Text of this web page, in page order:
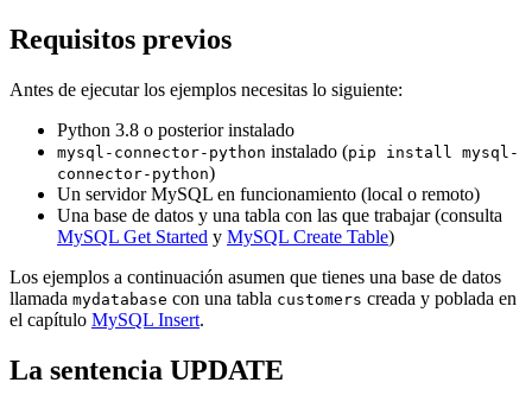
Requisitos previos
Antes de ejecutar los ejemplos necesitas lo siguiente:
Python 3.8 o posterior instalado
mysql-connector-python instalado (pip install mysql-
connector-python)
Un servidor MySQL en funcionamiento (local o remoto)
Una base de datos y una tabla con las que trabajar (consulta
MySQL Get Started y MySQL Create Table)
Los ejemplos a continuación asumen que tienes una base de datos
llamada mydatabase con una tabla customers creada y poblada en
el capítulo MySQL Insert.
La sentencia UPDATE